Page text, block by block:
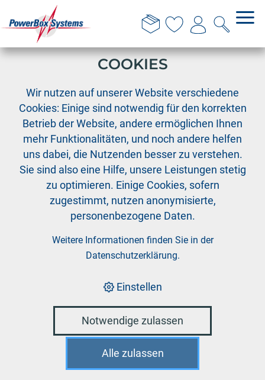
bis 1,6 m
Sortieren nach:Standard|Art. Nr.|Bezeichnung|Preis
DIESE WEBSITE VERWENDET
COOKIES
Wir nutzen auf unserer Website verschiedene
Cookies: Einige sind notwendig für den korrekten
Betrieb der Website, andere ermöglichen Ihnen
mehr Funktionalitäten, und noch andere helfen
uns dabei, die Nutzenden besser zu verstehen.
Sie sind also eine Hilfe, unsere Leistungen stetig
zu optimieren. Einige Cookies, sofern
zugestimmt, nutzen anonymisierte,
personenbezogene Daten.
Weitere Informationen finden Sie in der
Datenschutzerklärung.
Einstellen
Notwendige zulassen
Alle zulassen